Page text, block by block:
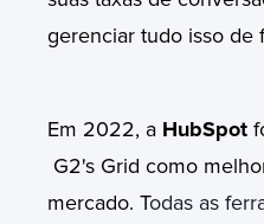
gerenciar tudo isso de
Em 2022, a HubSpot
G2's Grid como
mercado. Todas as